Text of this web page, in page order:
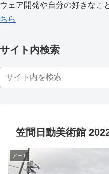
ウェア開発や自分の好きなこ
ちら
サイト内検索
笠間日動美術館
アート